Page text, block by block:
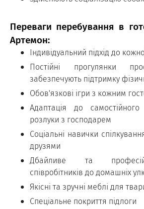
Переваги перебування в
Артемон:
Індивідуальний підхід до
Постійні прогулянки
забезпечують підтримку
Обов'язкові ігри з кожним
Адаптація до
розлуки з господарем
Соціальні навички
друзями
Дбайливе та
співробітників до домашніх
Якісні та зручні меблі для
Спеціальне покриття підлоги